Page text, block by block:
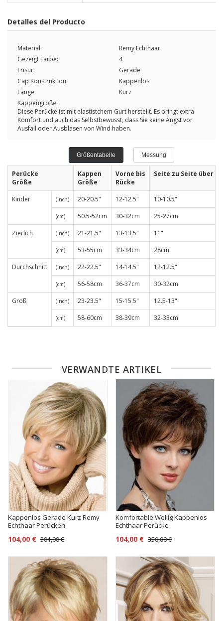
Detalles del Producto
Material:
Remy Echthaar
Gezeigt Farbe:
4
Frisur:
Gerade
Cap Konstruktion:
Kappenlos
Länge:
Kurz
Kappengröße:
Diese Perücke ist mit elastistchem Gurt herstellt. Es bringt extra
Komfort und auch das Selbstbewusst, dass Sie keine Angst vor
Ausfall oder Ausblasen von Wind haben.
Größentabelle Messung
Perücke
Größe
Kappen
Größe
Vorne bis
Rücke
Seite zu Seite über
Kinder (inch) 20-20.5" 12-12.5" 10-10.5"
(cm) 50.5-52cm 30-32cm
25-27cm
Zierlich
(inch) 21-21.5" 13-13.5" 11"
(cm) 53-55cm 33-34cm
28cm
Durchschnitt
(inch) 22-22.5" 14-14.5" 12-12.5"
(cm) 56-58cm 36-37cm
30-32cm
Groß
(inch) 23-23.5" 15-15.5" 12.5-13"
(cm) 58-60cm 38-39cm 32-33cm
VERWANDTE ARTIKEL
Kappenlos Gerade Kurz Remy
Echthaar Perücken
104,00 € 301,00 €
Komfortable Wellig Kappenlos
Echthaar Perücke
104,00 € 350,00 €